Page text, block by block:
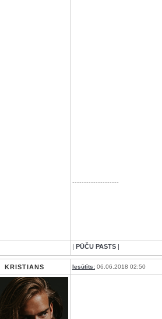
--------------------
| PŪČU PASTS|
KRISTIANS Iesūtīts:06.06.2018 02:50